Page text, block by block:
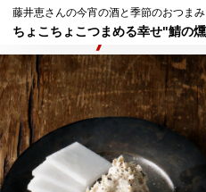
藤井恵さんの今宵の酒と季節のおつまみ